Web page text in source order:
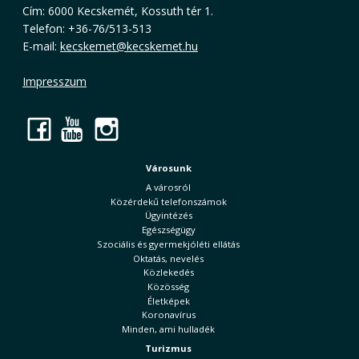
Cím: 6000 Kecskemét, Kossuth tér 1.
Telefon: +36-76/513-513
E-mail: kecskemet@kecskemet.hu
Impresszum
Facebook
YouTube
Városunk
A városról
Közérdekű telefonszámok
Ügyintézés
Egészségügy
Szociális és gyermekjóléti ellátás
Oktatás, nevelés
Közlekedés
Közösség
Életképek
Koronavírus
Minden, ami hulladék
Turizmus